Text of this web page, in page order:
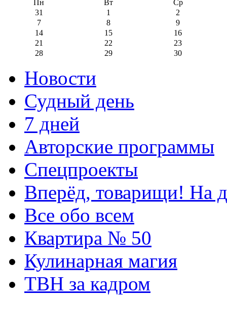
Пн Вт
Ср
31
1
2
7
8
9
14
15
16
21
22
23
28
29 30
Новости
Судный день
7 дней
Авторские программы
Спецпроекты
Вперёд, товарищи! На
Все обо всем
Квартира № 50
Кулинарная магия
ТВН за кадром